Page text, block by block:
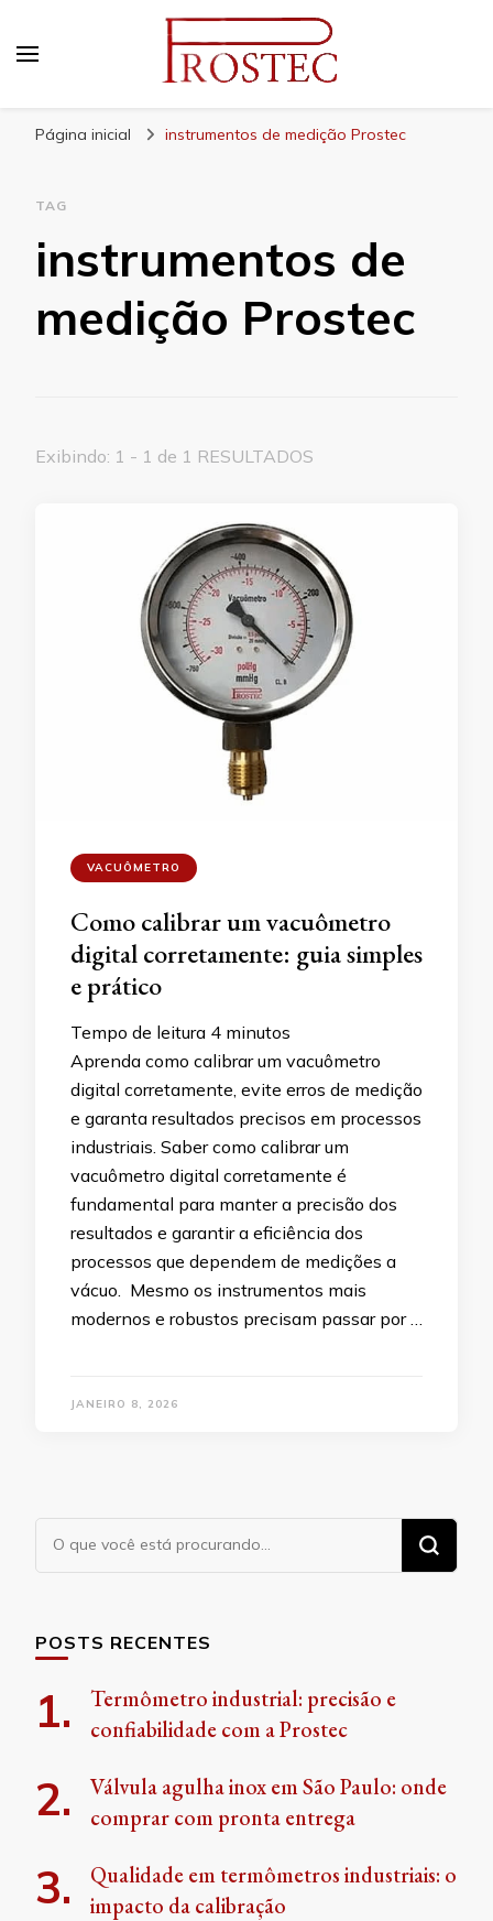
Página inicial instrumentos de medição Prostec
TAG
instrumentos de
medição Prostec
Exibindo: 1 - 1 de 1 RESULTADOS
VACUÔMETRO
Como calibrar um vacuômetro
digital corretamente: guia simples
e prático
Tempo de leitura 4 minutos
Aprenda como calibrar um vacuômetro
digital corretamente, evite erros de medição
e garanta resultados precisos em processos
industriais. Saber como calibrar um
vacuômetro digital corretamente é
fundamental para manter a precisão dos
resultados e garantir a eficiência dos
processos que dependem de medições a
vácuo. Mesmo os instrumentos mais
modernos e robustos precisam passar por …
JANEIRO 8, 2026
Procurando
algo?
POSTS RECENTES
Termômetro industrial: precisão e
confiabilidade com a Prostec
Válvula agulha inox em São Paulo: onde
comprar com pronta entrega
Qualidade em termômetros industriais: o
impacto da calibração